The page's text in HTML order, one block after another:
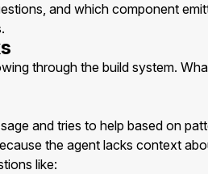
and which component
through the build system.
and tries to help based on
the agent lacks context
like: